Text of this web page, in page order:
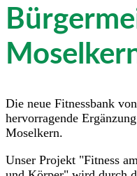
Die neue Fitnessbank
hervorragende
Moselkern.
Unser Projekt "Fitness